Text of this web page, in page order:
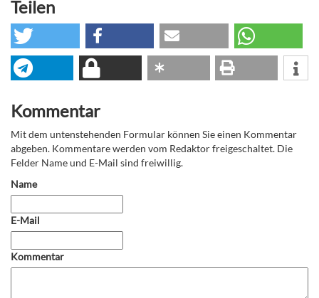
Teilen
Kommentar
Mit dem untenstehenden Formular können Sie einen Kommentar
abgeben. Kommentare werden vom Redaktor freigeschaltet. Die
Felder Name und E-Mail sind freiwillig.
Name
E-Mail
Kommentar